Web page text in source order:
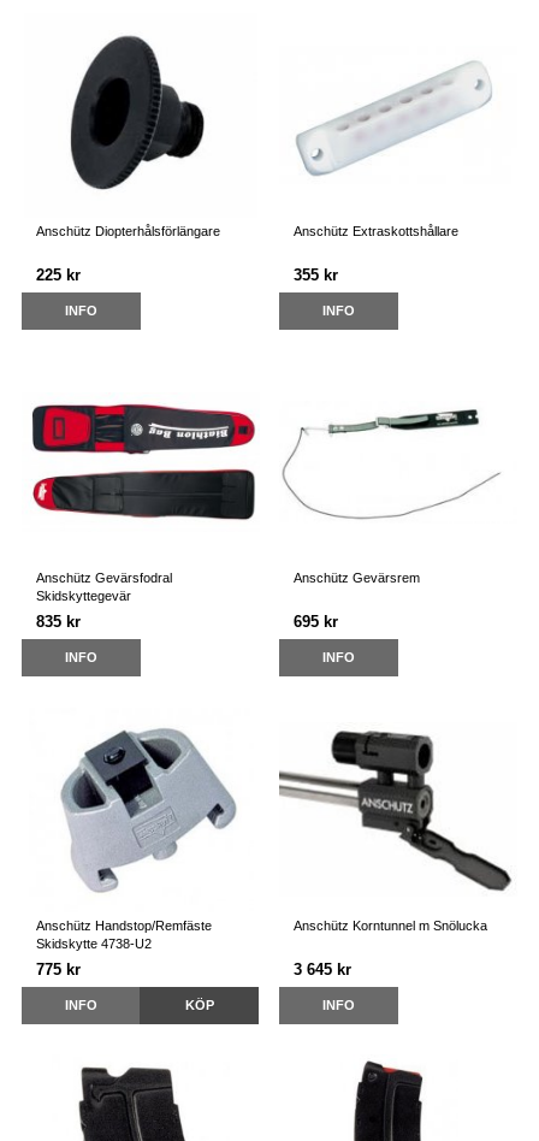
Anschütz Diopterhålsförlängare
225 kr
INFO
Anschütz Extraskottshållare
355 kr
INFO
Anschütz Gevärsfodral
Skidskyttegevär
835 kr
INFO
Anschütz Gevärsrem
695 kr
INFO
Anschütz Handstop/Remfäste
Skidskytte 4738-U2
775 kr
INFO KÖP
Anschütz Korntunnel m Snölucka
3 645 kr
INFO